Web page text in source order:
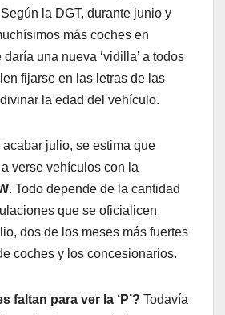
la DGT, durante junio y
más coches en
una nueva ‘vidilla’ a todos
fijarse en las letras de las
la edad del vehículo.
acabar julio, se estima que
verse vehículos con la
. Todo depende de la cantidad
que se oficialicen
dos de los meses más fuertes
coches y los concesionarios.
faltan para ver la ‘P’? Todavía